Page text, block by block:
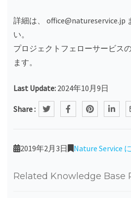
詳細は、 office@natureservice.jp
い。
プロジェクトフェローサービス
ます。
Last Update: 2024年10月9日
Share :
2019年2月3日 Nature Service
Related Knowledge Base